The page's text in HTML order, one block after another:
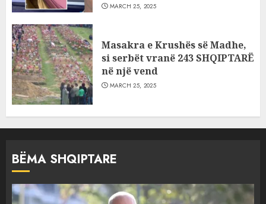
MARCH 25, 2025
Masakra e Krushës së Madhe,
si serbët vranë 243 SHQIPTARË
në një vend
MARCH 25, 2025
BËMA SHQIPTARE